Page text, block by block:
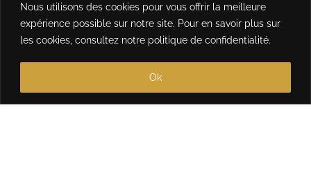
Nous utilisons des cookies pour vous offrir la meilleure
expérience possible sur notre site. Pour en savoir plus sur
les cookies, consultez notre politique de confidentialité.
Ok
plusieurs
variations.
Les
options
plusieurs
variations.
Les
options
peuvent